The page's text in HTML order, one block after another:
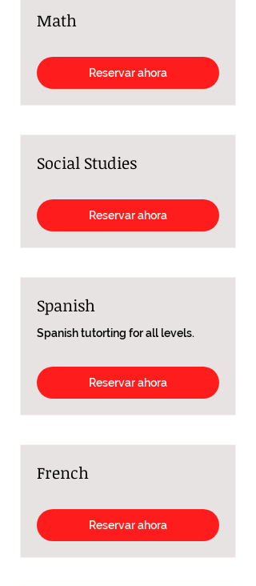
Math
Reservar ahora
Social Studies
Reservar ahora
Spanish
Spanish tutorting for all levels.
Reservar ahora
French
Reservar ahora